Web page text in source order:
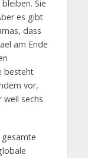
Sie
es gibt
dass
am Ende
besteht
vor,
weil sechs